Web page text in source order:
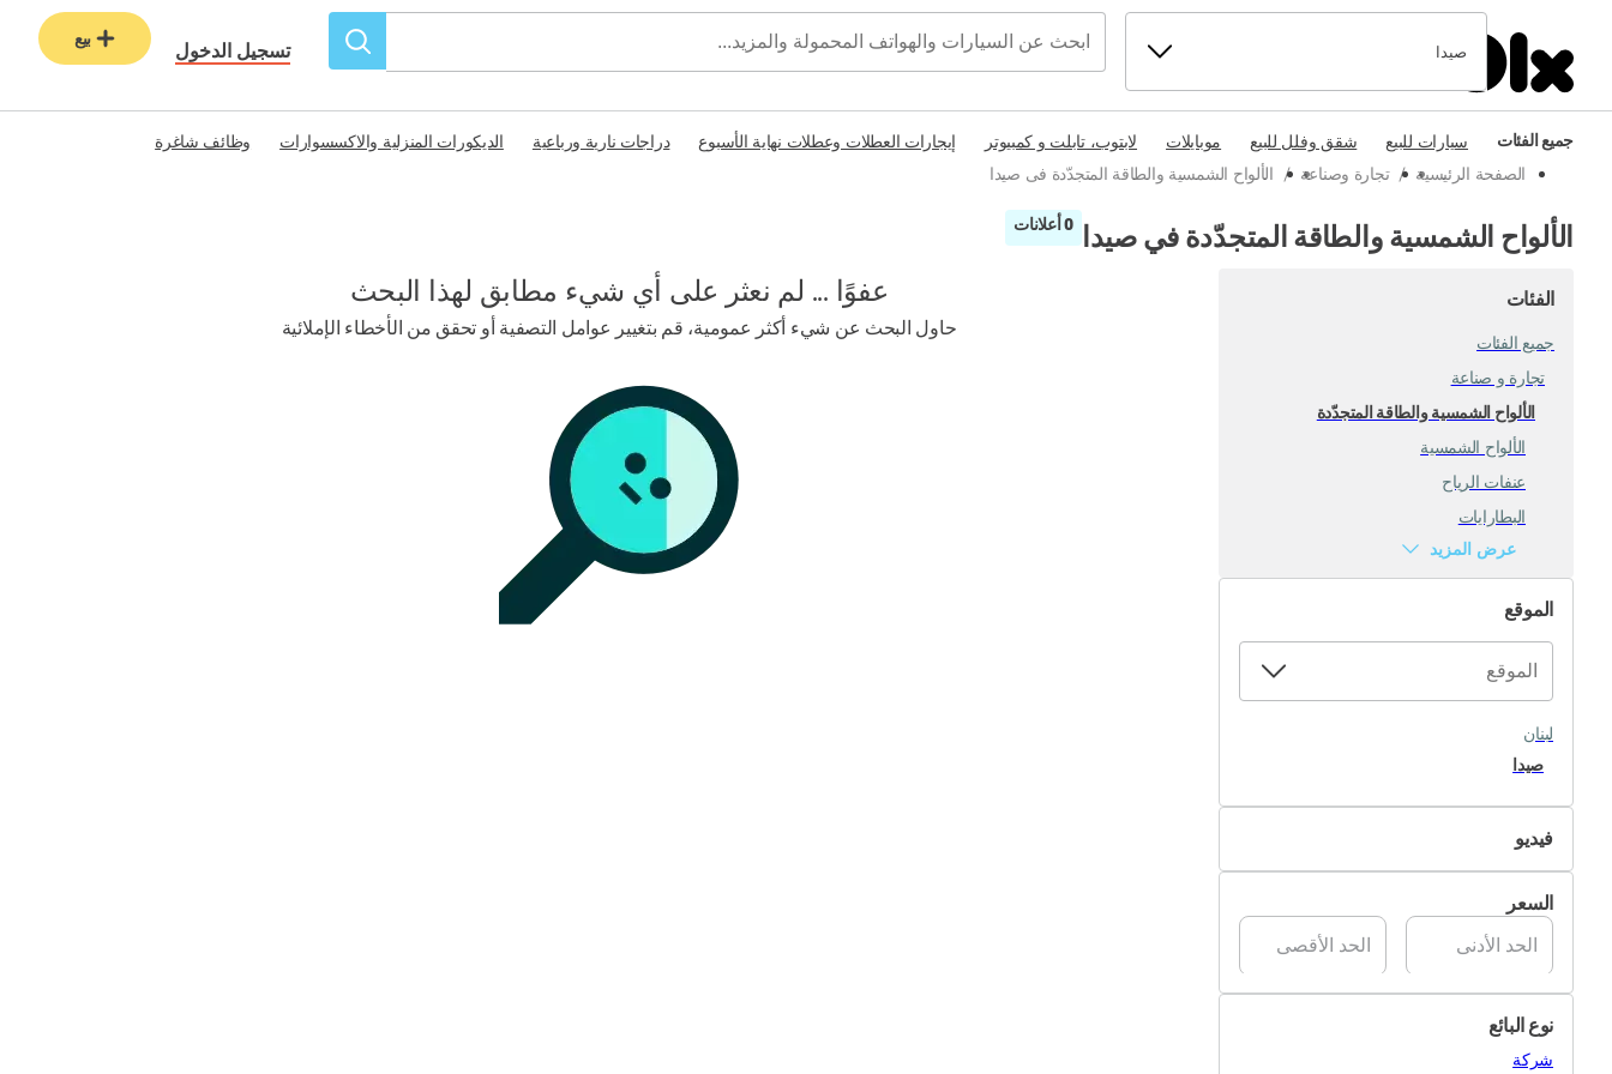
صيدا تسجيل الدخول
بيع
جميع الفئات سيارات للبيع شقق وفلل للبيع موبايلات لابتوب، تابلت و كمبيوتر إيجارات العطلات وعطلات نهاية الأسبوع دراجات نارية ورباعية الديكورات المنزلية والاكسسوارات
وظائف شاغرة
الصفحة الرئيسية / تجارة وصناعة / الألواح الشمسية والطاقة المتجدّدة فى صيدا
الألواح الشمسية والطاقة المتجدّدة في صيدا 0 أعلانات
الفئات
جميع الفئات
تجارة و صناعة
الألواح الشمسية والطاقة المتجدّدة
الألواح الشمسية
عنفات الرياح
البطارايات
عرض المزيد
الموقع
لبنان
صيدا
فيديو
غير متوفر
متوفرالسعر
نوع البائع
شركة
عفوًا ... لم نعثر على أي شيء مطابق لهذا البحث
حاول البحث عن شيء أكثر عمومية، قم بتغيير عوامل التصفية أو تحقق من الأخطاء الإملائية